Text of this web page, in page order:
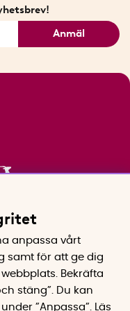
Anmäl
anpassa vårt
samt för att ge dig
Bekräfta
stäng”. Du kan
”Anpassa”.
Läs